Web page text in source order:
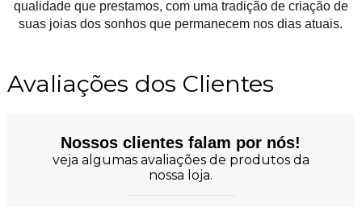
qualidade que prestamos, com uma tradição de criação de
suas joias dos sonhos que permanecem nos dias atuais.
Avaliações dos Clientes
Nossos clientes falam por nós!
veja algumas avaliações de produtos da
nossa loja.